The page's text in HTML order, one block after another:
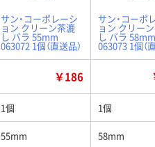
サン・コーポレーシ
ョン クリーン茶漉
し バラ 55mm
063072 1個（直送品）
サン・コーポ
ョン クリー
し バラ 58mm
063073 1個（
￥186
1個 1個
55mm 58mm